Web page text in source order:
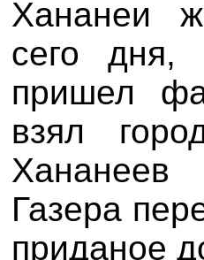
Хананеи
сего дня,
пришел
взял
Газера
приданое